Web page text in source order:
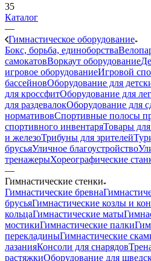
35
Каталог
—
Гимнастическое оборудование
Бокс, борьба, единоборства
самокатовВоркаут оборудование
игровое оборудованиеИгровой
бассейновОборудование для
для кроссфитОборудование для
для раздевалокОборудование для
нормативовСпортивные полосы
спортивного инвентаряТовары
и железоТрибуны для зрителей
брусьяУличное благоустройство
тренажерыХореографические
—
Гимнастические стенки
Гимнастические бревна
брусьяГимнастические козлы и
кольцаГимнастические маты
мостикиГимнастические палки
перекладиныГимнастические
лазанияКонсоли для снарядов
растяжкиОборудование для